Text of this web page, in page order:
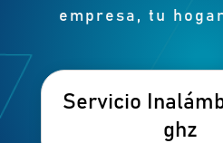
empresa, tu
Servicio
ghz